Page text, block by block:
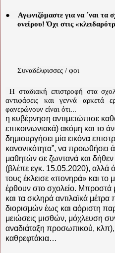
●
Αγωνιζόμαστε για να ΄ναι τα
ονείρου! Όχι στις
Συναδέλφισσες / φοι
Η σταδιακή επιστροφή στα
αντιφάσεις και γεννά
φανερώνουν είναι ότι...
η κυβέρνηση αντιμετώπισε
επικοινωνιακά) ακόμη και το
δημιουργήσει μία εικόνα
κανονικότητα”, να προωθήσει
μαθητών σε ζωντανά και
(βλέπε εγκ. 15.05.2020), αλλά
τους έκλεισε «πονηρά» και το
έρθουν στο σχολείο. Μπροστά
και τα σκληρά αντιλαϊκά
διορισμών έως και αόριστη
μειώσεις μισθών, μόχλευση
αναδιάταξη προσωπικού,
καθρεφτάκια…